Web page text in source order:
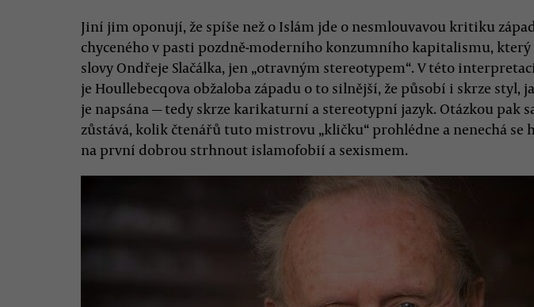
Jiní jim oponují, že spíše než o Islám jde o nesmlouvavou kritiku
chyceného v pasti pozdně-moderního konzumního kapitalismu, který
slovy Ondřeje Slačálka, jen „otravným stereotypem“. V této
je Houllebecqova obžaloba západu o to silnější, že působí i skrze styl,
je napsána — tedy skrze karikaturní a stereotypní jazyk. Otázkou pak
zůstává, kolik čtenářů tuto mistrovu „kličku“ prohlédne a nenechá se
na první dobrou strhnout islamofobií a sexismem.